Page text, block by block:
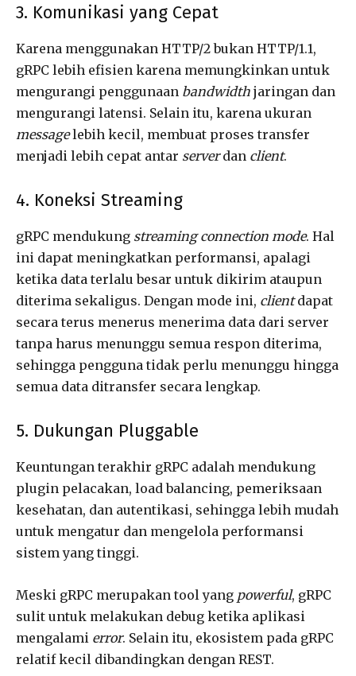
3. Komunikasi yang Cepat
Karena menggunakan HTTP/2 bukan HTTP/1.1,
gRPC lebih efisien karena memungkinkan untuk
mengurangi penggunaan bandwidth jaringan dan
mengurangi latensi. Selain itu, karena ukuran
messagelebih kecil, membuat proses transfer
menjadi lebih cepat antar serverdan client.
4. Koneksi Streaming
gRPC mendukung streaming connection mode. Hal
ini dapat meningkatkan performansi, apalagi
ketika data terlalu besar untuk dikirim ataupun
diterima sekaligus. Dengan mode ini, clientdapat
secara terus menerus menerima data dari server
tanpa harus menunggu semua respon diterima,
sehingga pengguna tidak perlu menunggu hingga
semua data ditransfer secara lengkap.
5. Dukungan Pluggable
Keuntungan terakhir gRPC adalah mendukung
plugin pelacakan, load balancing, pemeriksaan
kesehatan, dan autentikasi, sehingga lebih mudah
untuk mengatur dan mengelola performansi
sistem yang tinggi.
Meski gRPC merupakan tool yang powerful, gRPC
sulit untuk melakukan debug ketika aplikasi
mengalami error. Selain itu, ekosistem pada gRPC
relatif kecil dibandingkan dengan REST.